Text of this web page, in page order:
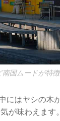
国ムードが特
にはヤシの木
が味わえます